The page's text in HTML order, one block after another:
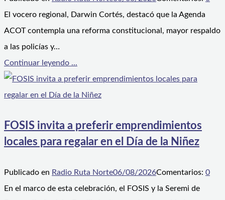
El vocero regional, Darwin Cortés, destacó que la Agenda
ACOT contempla una reforma constitucional, mayor respaldo
a las policías y…
Continuar leyendo ...
FOSIS invita a preferir emprendimientos
locales para regalar en el Día de la Niñez
Publicado en Radio Ruta Norte06/08/2026Comentarios: 0
En el marco de esta celebración, el FOSIS y la Seremi de